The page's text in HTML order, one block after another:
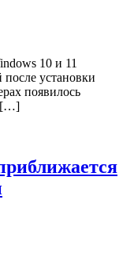
10 и 11
установки
появилось
[…]